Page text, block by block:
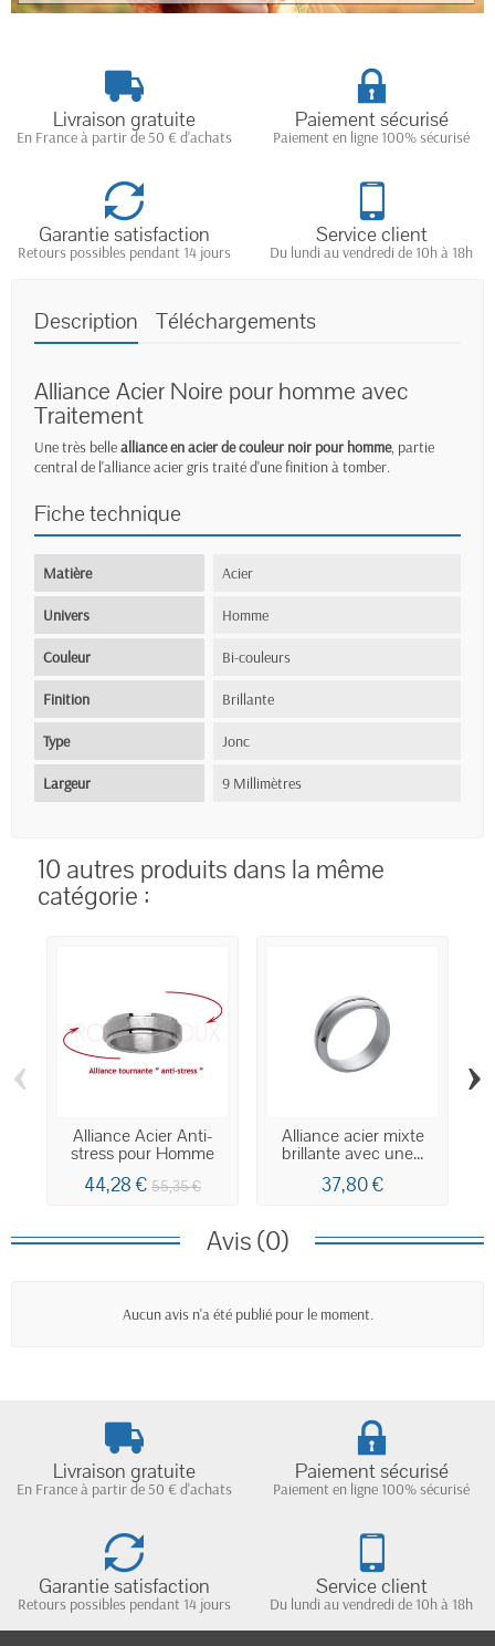
Livraison gratuite
En France à partir de 50 € d'achats
Paiement sécurisé
Paiement en ligne 100% sécurisé
Garantie satisfaction
Retours possibles pendant 14 jours
Service client
Du lundi au vendredi de 10h à 18h
Description Téléchargements
Alliance Acier Noire pour homme avec
Traitement
Une très bellealliance en acier de couleur noir pour homme, partie
central de l'alliance acier gris traité d'une finition à tomber.
Fiche technique
Matière Acier
Univers Homme
Couleur Bi-couleurs
Finition Brillante
Type Jonc
Largeur 9 Millimètres
10 autres produits dans la même
catégorie :
Alliance Acier Anti-
stress pour Homme
44,28 € 55,35 €
Alliance acier mixte
brillante avec une...
37,80 €
‹ ›
Avis (0)
Aucun avis n'a été publié pour le moment.
Livraison gratuite
En France à partir de 50 € d'achats
Paiement sécurisé
Paiement en ligne 100% sécurisé
Garantie satisfaction
Retours possibles pendant 14 jours
Service client
Du lundi au vendredi de 10h à 18h